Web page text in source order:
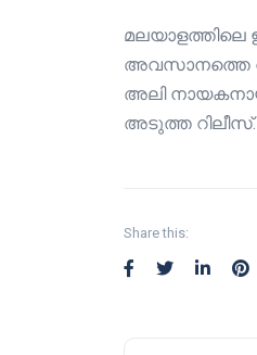
മലയാളത്തിലെ
അവസാനത്തെ
അലി
അടുത്ത
Share this: